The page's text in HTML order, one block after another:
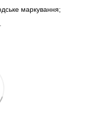
маркування;